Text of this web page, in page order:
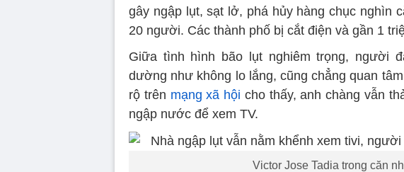
gây ngập lụt, sạt lở, phá hủy hàng chục nghìn
20 người. Các thành phố bị cắt điện và gần 1
Giữa tình hình bão lụt nghiêm trọng, người
dường như không lo lắng, cũng chẳng quan
rộ trên mạng xã hội cho thấy, anh chàng vẫn
ngập nước để xem TV.
Victor Jose Tadia trong căn